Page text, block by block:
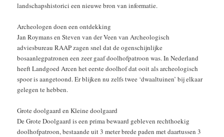
landschapshistorici een nieuwe bron van informatie.
Archeologen doen een ontdekking
Jan Roymans en Steven van der Veen van Archeologisch
adviesbureau RAAP zagen snel dat de ogenschijnlijke
bosaanlegpatronen een zeer gaaf doolhofpatroon was. In Nederland
heeft Landgoed Arcen het eerste doolhof dat ooit als archeologisch
spoor is aangetoond. Er blijken nu zelfs twee ‘dwaaltuinen’ bij elkaar
gelegen te hebben.
Grote doolgaard en Kleine doolgaard
De Grote Doolgaard is een prima bewaard gebleven rechthoekig
doolhofpatroon, bestaande uit 3 meter brede paden met daartussen 3